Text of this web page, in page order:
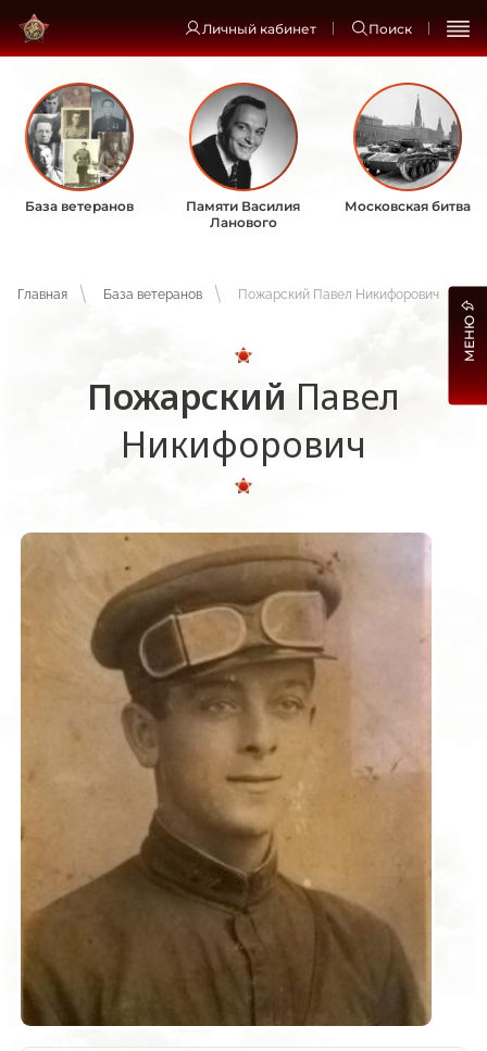
Личный кабинет Поиск
База ветеранов
Памяти Василия
Ланового
Московская битва
Главная База ветеранов Пожарский Павел Никифорович
Пожарский Павел
Никифорович
МЕНЮ